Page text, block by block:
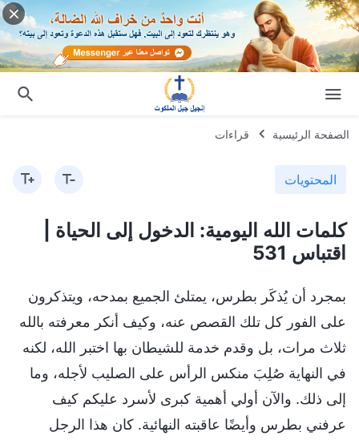
الصفحة الرئيسية قراءات
المحتويات
كلمات الله اليومية: الدخول إلى الحياة |
اقتباس 531
بمجرد أن يُذكَر بطرس، يمتلئ الجميع بمدحه، ويتذكرون
على الفور كل تلك القصص عنه، وكيف أنكر معرفته بالله
ثلاث مرات، بل وقدم خدمة للشيطان بها اختبر الله، لكنه
في النهاية صُلِبَ منكس الرأس على الصليب لأجله، وما
إلى ذلك. والآن أولي أهمية كبرى لأسرد عليكم كيف
عرفني بطرس وأيضًا عاقبته النهائية. كان هذا الرجل